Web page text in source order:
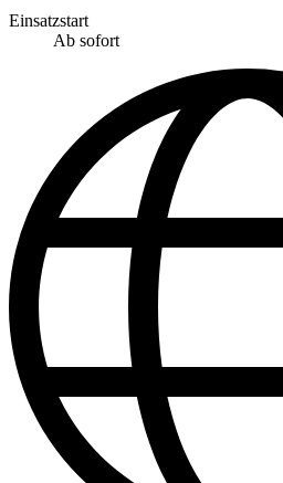
Einsatzstart
Ab sofort